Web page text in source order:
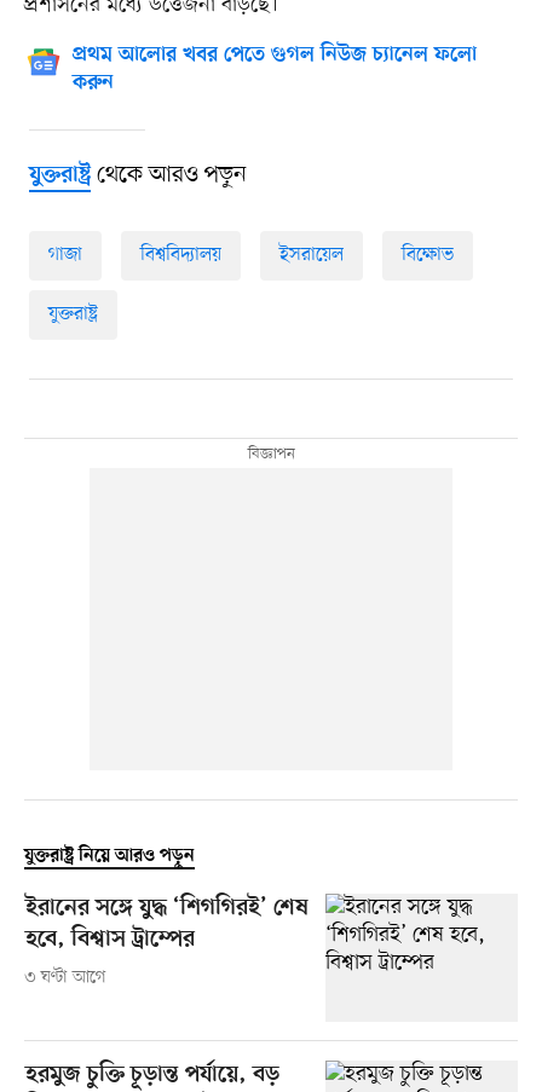
প্রথম আলোর খবর পেতে গুগল নিউজ চ্যানেল ফলো
করুন
যুক্তরাষ্ট্রথেকে আরও পড়ুন
গাজা বিশ্ববিদ্যালয় ইসরায়েল বিক্ষোভ
যুক্তরাষ্ট্র
যুক্তরাষ্ট্র নিয়ে আরও পড়ুন
ইরানের সঙ্গে যুদ্ধ ‘শিগগিরই’ শেষ
হবে, বিশ্বাস ট্রাম্পের
৩ ঘণ্টা আগে
হরমুজ চুক্তি চূড়ান্ত পর্যায়ে, বড়